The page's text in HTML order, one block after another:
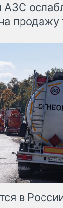
АЗС
продажу
в